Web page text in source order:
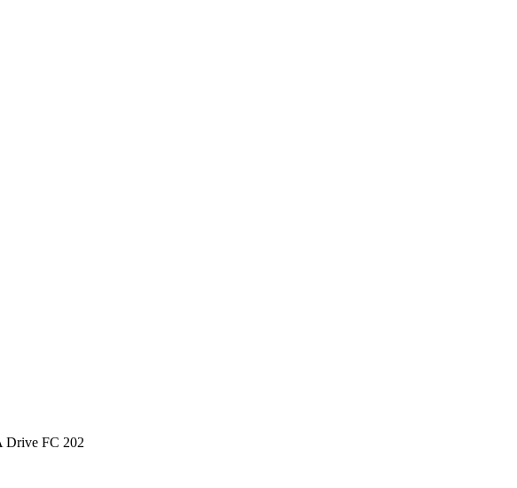
Drive FC 202